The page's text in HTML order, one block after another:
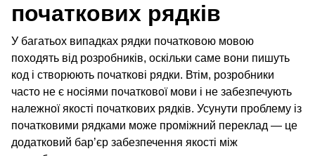
початкових рядків
У багатьох випадках рядки початковою мовою
походять від розробників, оскільки саме вони пишуть
код і створюють початкові рядки. Втім, розробники
часто не є носіями початкової мови і не забезпечують
належної якості початкових рядків. Усунути проблему із
початковими рядками може проміжний переклад — це
додатковий бар’єр забезпечення якості між